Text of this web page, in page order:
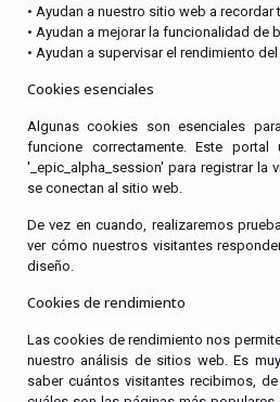
• Ayudan a nuestro sitio web a recordar
• Ayudan a mejorar la funcionalidad de
• Ayudan a supervisar el rendimiento
Cookies esenciales
Algunas cookies son esenciales
funcione correctamente. Este
'_epic_alpha_session' para registrar la
se conectan al sitio web.
De vez en cuando, realizaremos
ver cómo nuestros visitantes
diseño.
Cookies de rendimiento
Las cookies de rendimiento nos
nuestro análisis de sitios web. Es
saber cuántos visitantes recibimos,